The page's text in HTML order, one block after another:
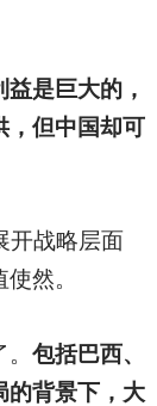
是巨大的，
，但中国却可
开战略层面
然。
包括巴西、
的背景下，大